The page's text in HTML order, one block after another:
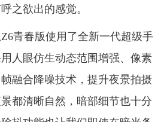
之欲出的感觉。
青春版使用了全新一代超级手
人眼仿生动态范围增强、像素
融合降噪技术，提升夜景拍摄
都清晰自然，暗部细节也十分